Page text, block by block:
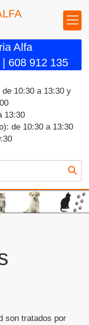
Alfa
608 912 135
10:30 a 13:30 y
13:30
de 10:30 a 13:30
son tratados por